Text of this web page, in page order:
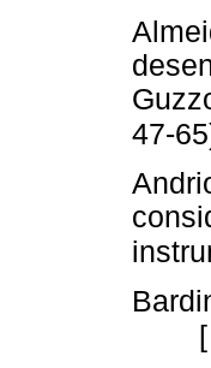
47-
[